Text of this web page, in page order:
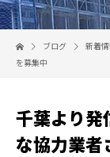
ブログ 新着
を募集中
千葉より発
な協力業者